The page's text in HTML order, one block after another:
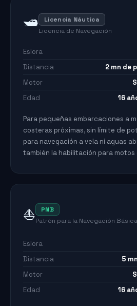
🛥️
Licencia Náutica
Licencia de Navegación
Eslora
Distancia
2 mn de
Motor
Edad
16
Para pequeñas embarcaciones a
costeras próximas, sin límite de
para navegación a vela ni aguas
también la habilitación para motos
⛵
PNB
Patrón para la Navegación Básica
Eslora
Distancia
5
Motor
Edad
16